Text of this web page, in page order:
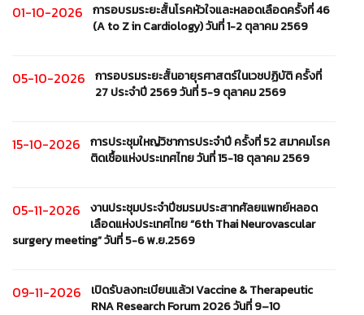
01-10-2026
การอบรมระยะสั้นโรคหัวใจและหลอดเลือดครั้งที่ 46
(A to Z in Cardiology) วันที่ 1-2 ตุลาคม 2569
05-10-2026
การอบรมระยะสั้นอายุรศาสตร์ในเวชปฏิบัติ ครั้งที่
27 ประจำปี 2569 วันที่ 5-9 ตุลาคม 2569
15-10-2026
การประชุมใหญ่วิชาการประจำปี ครั้งที่ 52 สมาคมโรค
ติดเชื้อแห่งประเทศไทย วันที่ 15-18 ตุลาคม 2569
05-11-2026
งานประชุมประจำปีชมรมประสาทศัลยแพทย์หลอด
เลือดแห่งประเทศไทย “6th Thai Neurovascular
surgery meeting” วันที่ 5-6 พ.ย.2569
09-11-2026
เปิดรับลงทะเบียนแล้ว! Vaccine & Therapeutic
RNA Research Forum 2026 วันที่ 9–10